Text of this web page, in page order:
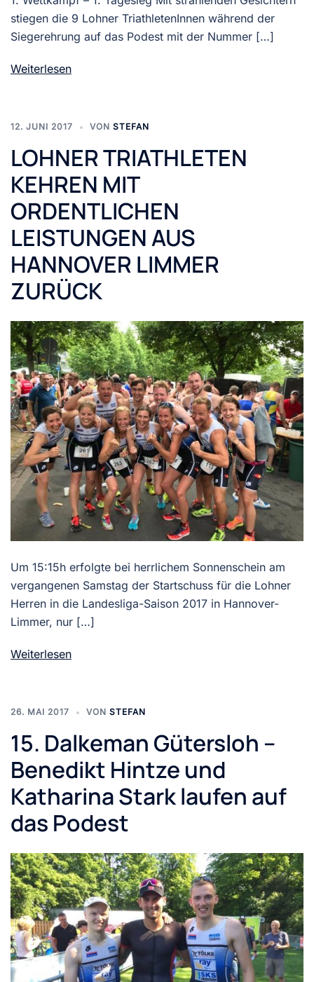
stiegen die 9 Lohner TriathletenInnen während der
Siegerehrung auf das Podest mit der Nummer […]
Weiterlesen
12. JUNI 2017 VON STEFAN
LOHNER TRIATHLETEN
KEHREN MIT
ORDENTLICHEN
LEISTUNGEN AUS
HANNOVER LIMMER
ZURÜCK
Um 15:15h erfolgte bei herrlichem Sonnenschein am
vergangenen Samstag der Startschuss für die Lohner
Herren in die Landesliga-Saison 2017 in Hannover-
Limmer, nur […]
Weiterlesen
26. MAI 2017 VON STEFAN
15. Dalkeman Gütersloh –
Benedikt Hintze und
Katharina Stark laufen auf
das Podest